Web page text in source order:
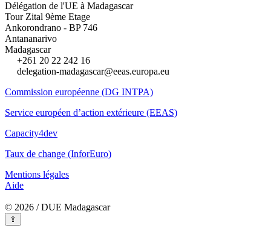
Délégation de l'UE à Madagascar
Tour Zital 9ème Etage
Ankorondrano - BP 746
Antananarivo
Madagascar
+261 20 22 242 16
delegation-madagascar@eeas.europa.eu
Commission européenne (DG INTPA)
Service européen d’action extérieure (EEAS)
Capacity4dev
Taux de change (InforEuro)
Mentions légales
Aide
© 2026 / DUE Madagascar
⇪